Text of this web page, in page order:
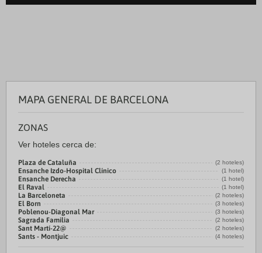
MAPA GENERAL DE BARCELONA
ZONAS
Ver hoteles cerca de:
Plaza de Cataluña (2 hoteles)
Ensanche Izdo-Hospital Clínico (1 hotel)
Ensanche Derecha (1 hotel)
El Raval (1 hotel)
La Barceloneta (2 hoteles)
El Born (3 hoteles)
Poblenou-Diagonal Mar (3 hoteles)
Sagrada Familia (2 hoteles)
Sant Martí-22@ (2 hoteles)
Sants - Montjuic (4 hoteles)